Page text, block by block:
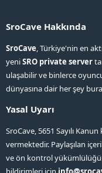
SroCave Hakkında
SroCave, Türkiye'nin en
yeniSRO private server
ulaşabilir ve binlerce
dünyasına dair her şey
Yasal Uyarı
SroCave, 5651 Sayılı
vermektedir. Paylaşılan
ve ön kontrol